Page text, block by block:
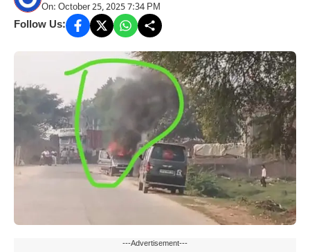
On: October 25, 2025 7:34 PM
Follow Us:
---Advertisement---